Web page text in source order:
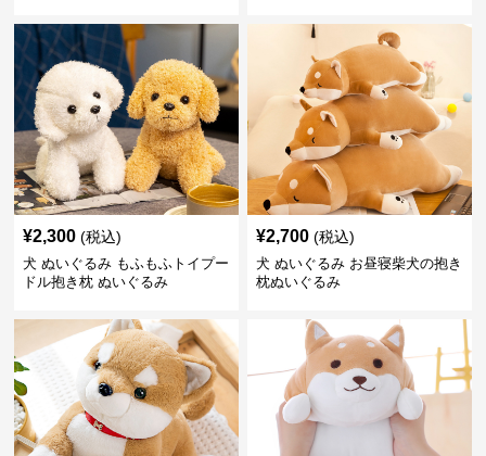
¥2,300 (税込)
犬 ぬいぐるみ もふもふトイプー
ドル抱き枕 ぬいぐるみ
¥2,700 (税込)
犬 ぬいぐるみ お昼寝柴犬の抱き
枕ぬいぐるみ